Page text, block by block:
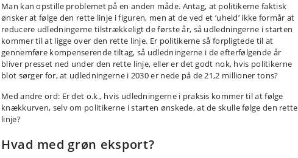
Man kan opstille problemet på en anden måde. Antag, at politikerne faktisk
ønsker at følge den rette linje i figuren, men at de ved et ’uheld’ ikke formår at
reducere udledningerne tilstrækkeligt de første år, så udledningerne i starten
kommer til at ligge over den rette linje. Er politikerne så forpligtede til at
gennemføre kompenserende tiltag, så udledningerne i de efterfølgende år
bliver presset ned under den rette linje, eller er det godt nok, hvis politikerne
blot sørger for, at udledningerne i 2030 er nede på de 21,2 millioner tons?
Med andre ord: Er det o.k., hvis udledningerne i praksis kommer til at følge
knækkurven, selv om politikerne i starten ønskede, at de skulle følge den rette
linje?
Hvad med grøn eksport?